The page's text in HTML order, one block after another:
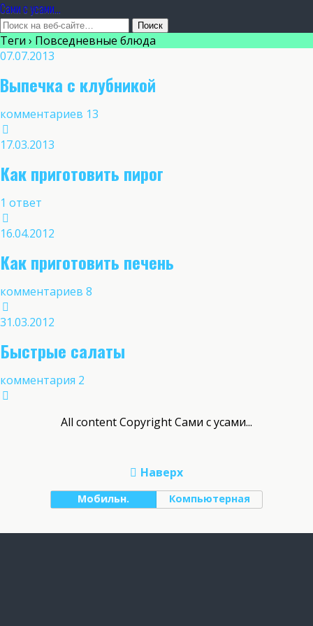
Сами с усами...
Теги › Повседневные блюда
07.07.2013
Выпечка с клубникой
комментариев 13
17.03.2013
Как приготовить пирог
1 ответ
16.04.2012
Как приготовить печень
комментариев 8
31.03.2012
Быстрые салаты
комментария 2
All content Copyright Сами с усами...
Наверх
Мобильн. Компьютерная